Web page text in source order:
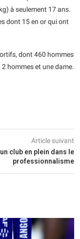
à seulement 17 ans.
dont 15 en or qui ont
dont 460 hommes
hommes et une dame.
Article suivant
club en plein dans le
professionnalisme